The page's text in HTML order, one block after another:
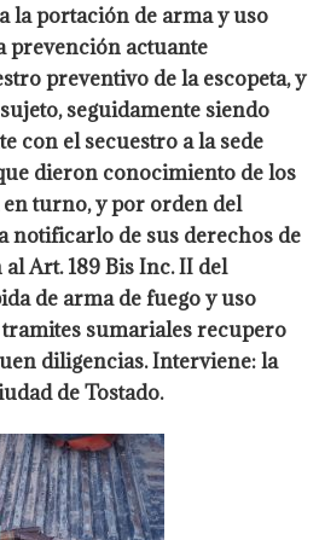
la portación de arma y uso
prevención actuante
preventivo de laescopeta, y
seguidamente siendo
con el secuestro a la sede
dieron conocimiento de los
turno, y por orden del
notificarlo de sus derechos de
Art. 189 Bis Inc. II del
de arma de fuego y uso
sumariales recupero
diligencias. Interviene: la
de Tostado.